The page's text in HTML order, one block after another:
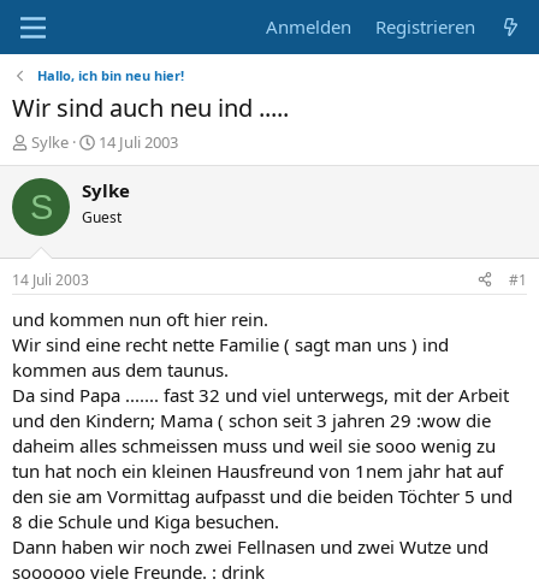
Anmelden Registrieren
Hallo, ich bin neu hier!
Wir sind auch neu ind .....
E
r
s
t
e
r
Sylke
E
r
s
t
e
t
a
m
14 Juli 2003
S Sylke
Guest
14 Juli 2003 #1
und kommen nun oft hier rein.
Wir sind eine recht nette Familie ( sagt man uns ) ind
kommen aus dem taunus.
Da sind Papa ....... fast 32 und viel unterwegs, mit der Arbeit
und den Kindern; Mama ( schon seit 3 jahren 29 :wow die
daheim alles schmeissen muss und weil sie sooo wenig zu
tun hat noch ein kleinen Hausfreund von 1nem jahr hat auf
den sie am Vormittag aufpasst und die beiden Töchter 5 und
8 die Schule und Kiga besuchen.
Dann haben wir noch zwei Fellnasen und zwei Wutze und
soooooo viele Freunde. : drink